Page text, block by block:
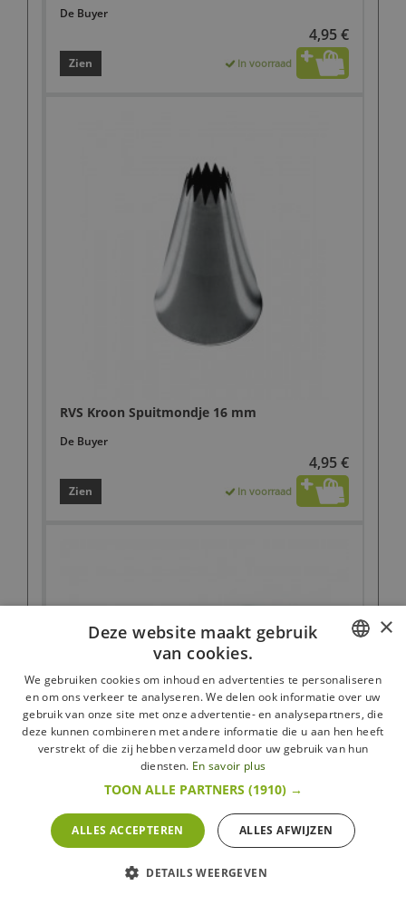
De Buyer
4,95 €
Zien In voorraad
RVS Kroon Spuitmondje 16 mm
De Buyer
4,95 €
Zien In voorraad
RVS Roos Spuitmondje 9 mm
FRENCH
ENGLISH
×
Deze website maakt gebruik
van cookies.
We gebruiken cookies om inhoud en advertenties te personaliseren
en om ons verkeer te analyseren. We delen ook informatie over uw
gebruik van onze site met onze advertentie- en analysepartners, die
deze kunnen combineren met andere informatie die u aan hen heeft
verstrekt of die zij hebben verzameld door uw gebruik van hun
diensten. En savoir plus
TOON ALLE PARTNERS (1910) →
ALLES ACCEPTEREN ALLES AFWIJZEN
DETAILS WEERGEVEN